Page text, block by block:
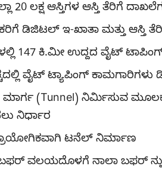
20 ಲಕ್ಷ ಆಸ್ತಿಗಳ ಆಸ್ತಿ ತೆರಿಗೆ
ಡಿಜಿಟಲ್ ಇ-ಖಾತಾ ಮತ್ತು ಆಸ್ತಿ
147 ಕಿ.ಮೀ ಉದ್ದದ ವೈಟ್
ವೈಟ್ ಟ್ಯಾಪಿಂಗ್
ಮಾರ್ಗ (Tunnel) ನಿರ್ಮಿಸುವ
ನಿರ್ಧಾರ
ಟನೆಲ್ ನಿರ್ಮಾಣ
ಬಫರ್ ವಲಯದೊಳಗೆ ನಾಲಾ ಬಫರ್